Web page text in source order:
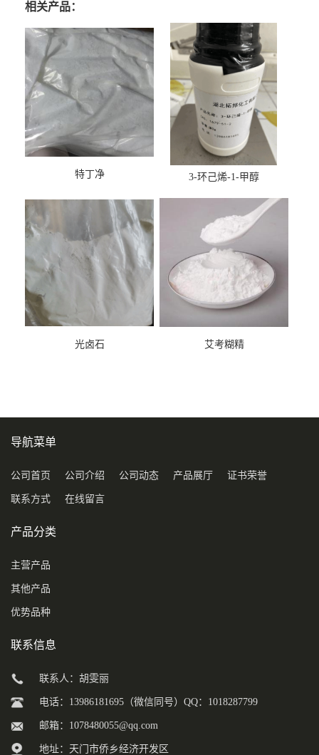
相关产品：
特丁净 3-环己烯-1-甲醇
光卤石 艾考糊精
导航菜单
公司首页 公司介绍 公司动态 产品展厅 证书荣誉
联系方式 在线留言
产品分类
主营产品
其他产品
优势品种
联系信息
联系人：胡雯丽
电话：13986181695（微信同号）QQ：1018287799
邮箱： 1078480055@qq.com
地址：天门市侨乡经济开发区